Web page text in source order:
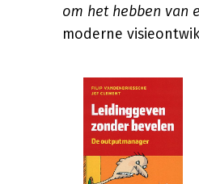
om het hebben van
moderne